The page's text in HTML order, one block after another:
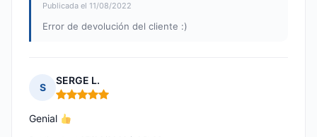
Publicada el 11/08/2022
Error de devolución del cliente :)
S
SERGE L.
Nota: 5 de 5
Genial